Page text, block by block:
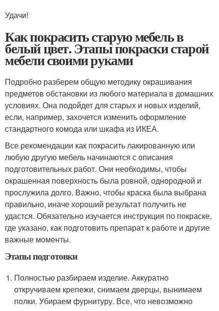
Удачи!
Как покрасить старую мебель в
белый цвет. Этапы покраски старой
мебели своими руками
Подробно разберем общую методику окрашивания
предметов обстановки из любого материала в домашних
условиях. Она подойдет для старых и новых изделий,
если, например, захочется изменить оформление
стандартного комода или шкафа из ИКЕА.
Все рекомендации как покрасить лакированную или
любую другую мебель начинаются с описания
подготовительных работ. Они необходимы, чтобы
окрашенная поверхность была ровной, однородной и
прослужила долго. Важно, чтобы краска была выбрана
правильно, иначе хороший результат получить не
удастся. Обязательно изучается инструкция по покраске,
где указано, как подготовить препарат к работе и другие
важные моменты.
Этапы подготовки
Полностью разбираем изделие. Аккуратно
откручиваем крепежи, снимаем дверцы, вынимаем
полки. Убираем фурнитуру. Все, что невозможно